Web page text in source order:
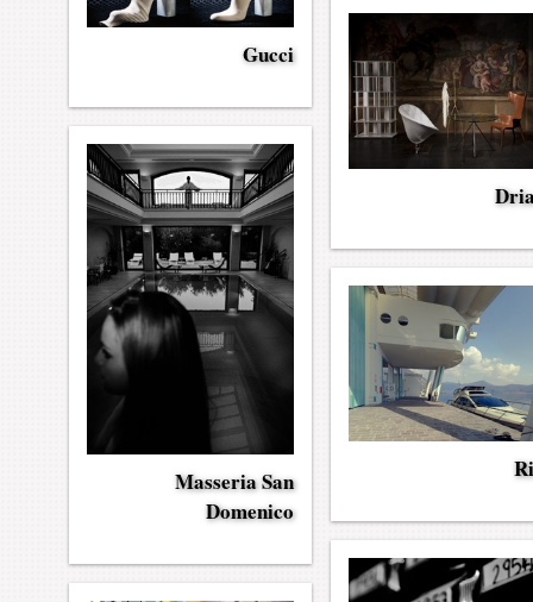
Gucci
Masseria San
Domenico